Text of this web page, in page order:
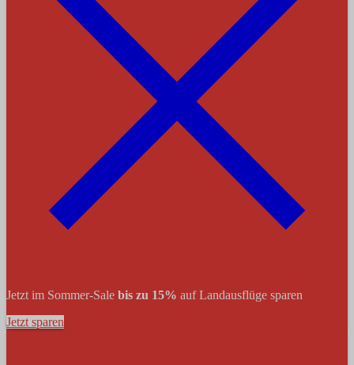
Jetzt im Sommer-Sale bis zu 15% auf Landausflüge sparen
Jetzt sparen